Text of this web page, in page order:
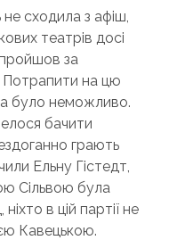
не сходила з афіш,
театрів досі
за
Потрапити на цю
було неможливо.
бачити
грають
Ельну Гістедт,
Сільвою була
в цій партії не
Кавецькою.